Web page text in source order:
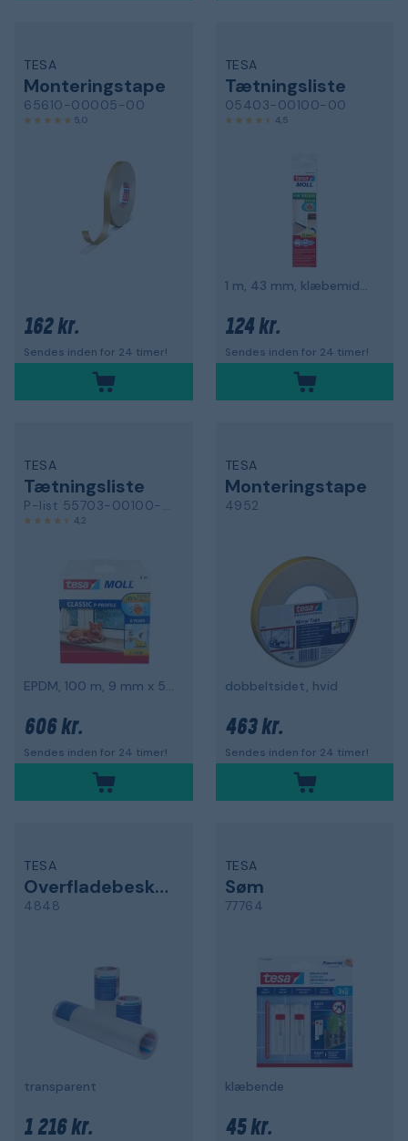
TESA
Monteringstape
65610-00005-00
5,0
162 kr.
Sendes inden for 24 timer!
TESA
Tætningsliste
05403-00100-00
4,5
1 m, 43 mm, klæbemiddel
124 kr.
Sendes inden for 24 timer!
TESA
Tætningsliste
P-list 55703-00100-00
4,2
EPDM, 100 m, 9 mm x 5,5 mm
606 kr.
Sendes inden for 24 timer!
TESA
Monteringstape
4952
dobbeltsidet, hvid
463 kr.
Sendes inden for 24 timer!
TESA
Overfladebeskyttelsesfolie
4848
transparent
1 216 kr.
TESA
Søm
77764
klæbende
45 kr.